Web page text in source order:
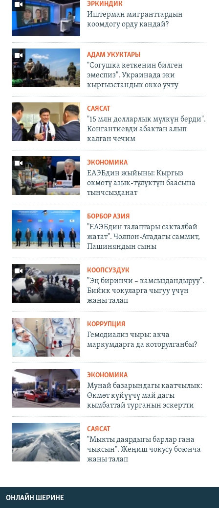
ЭРКИНДИК
Иштерман мигранттардын
коомдогу орду кандай?
АДАМ УКУКТАРЫ
"Согушка кеткенин билген
эмеспиз". Украинада эки
кыргызстандык окко учту
САЯСАТ
"15 млн долларлык мүлкүн берди".
Конгантиевди абактан алып
калган чечим
ЭКОНОМИКА
ЕАЭБдин жыйыны: Кыргыз
өкмөтү азык-түлүктүн баасына
тынчсызданат
БОРБОР АЗИЯ
"ЕАЭБдин талаптары сакталбай
жатат". Чолпон-Атадагы саммит,
Пашиняндын сыны
КООПСУЗДУК
"Эң биринчи – камсыздандыруу".
Бийик чокуларга чыгуу үчүн
жаңы талап
КОРРУПЦИЯ
Гемодиализ чыры: акча
маркумдарга да которулганбы?
ЭКОНОМИКА
Мунай базарындагы каатчылык:
Өкмөт күйүүчү май дагы
кымбаттай турганын эскертти
САЯСАТ
"Мыкты даярдыгы барлар гана
чыксын". Жеңиш чокусу боюнча
жаңы талап
ОНЛАЙН ШЕРИНЕ